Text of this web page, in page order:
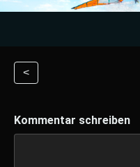
<
Kommentar schreiben